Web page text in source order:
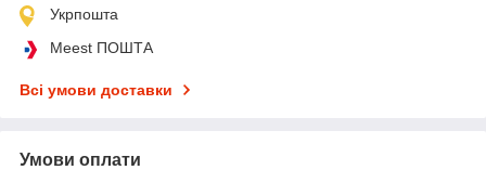
Укрпошта
Meest ПОШТА
Всі умови доставки
Умови оплати